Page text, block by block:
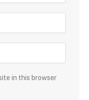
in this browser